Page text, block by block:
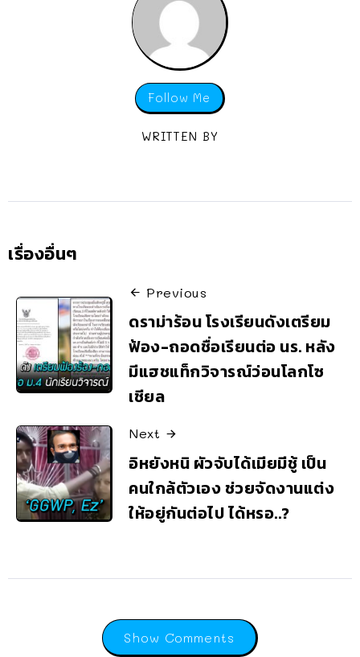
Follow Me
WRITTEN BY
เรื่องอื่นๆ
Previous
ดราม่าร้อน โรงเรียนดังเตรียม
ฟ้อง-ถอดชื่อเรียนต่อ นร. หลัง
มีแฮชแท็กวิจารณ์ว่อนโลกโซ
เชียล
Next
อิหยังหนิ ผัวจับได้เมียมีชู้ เป็น
คนใกล้ตัวเอง ช่วยจัดงานแต่ง
ให้อยู่กันต่อไป ได้หรอ..?
Show Comments